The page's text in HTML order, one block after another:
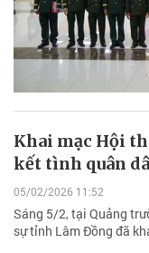
Khai mạc Hội
kết tình quân
05/02/2026 11:52
Sáng 5/2, tại Quảng
sự tỉnh Lâm Đồng đã